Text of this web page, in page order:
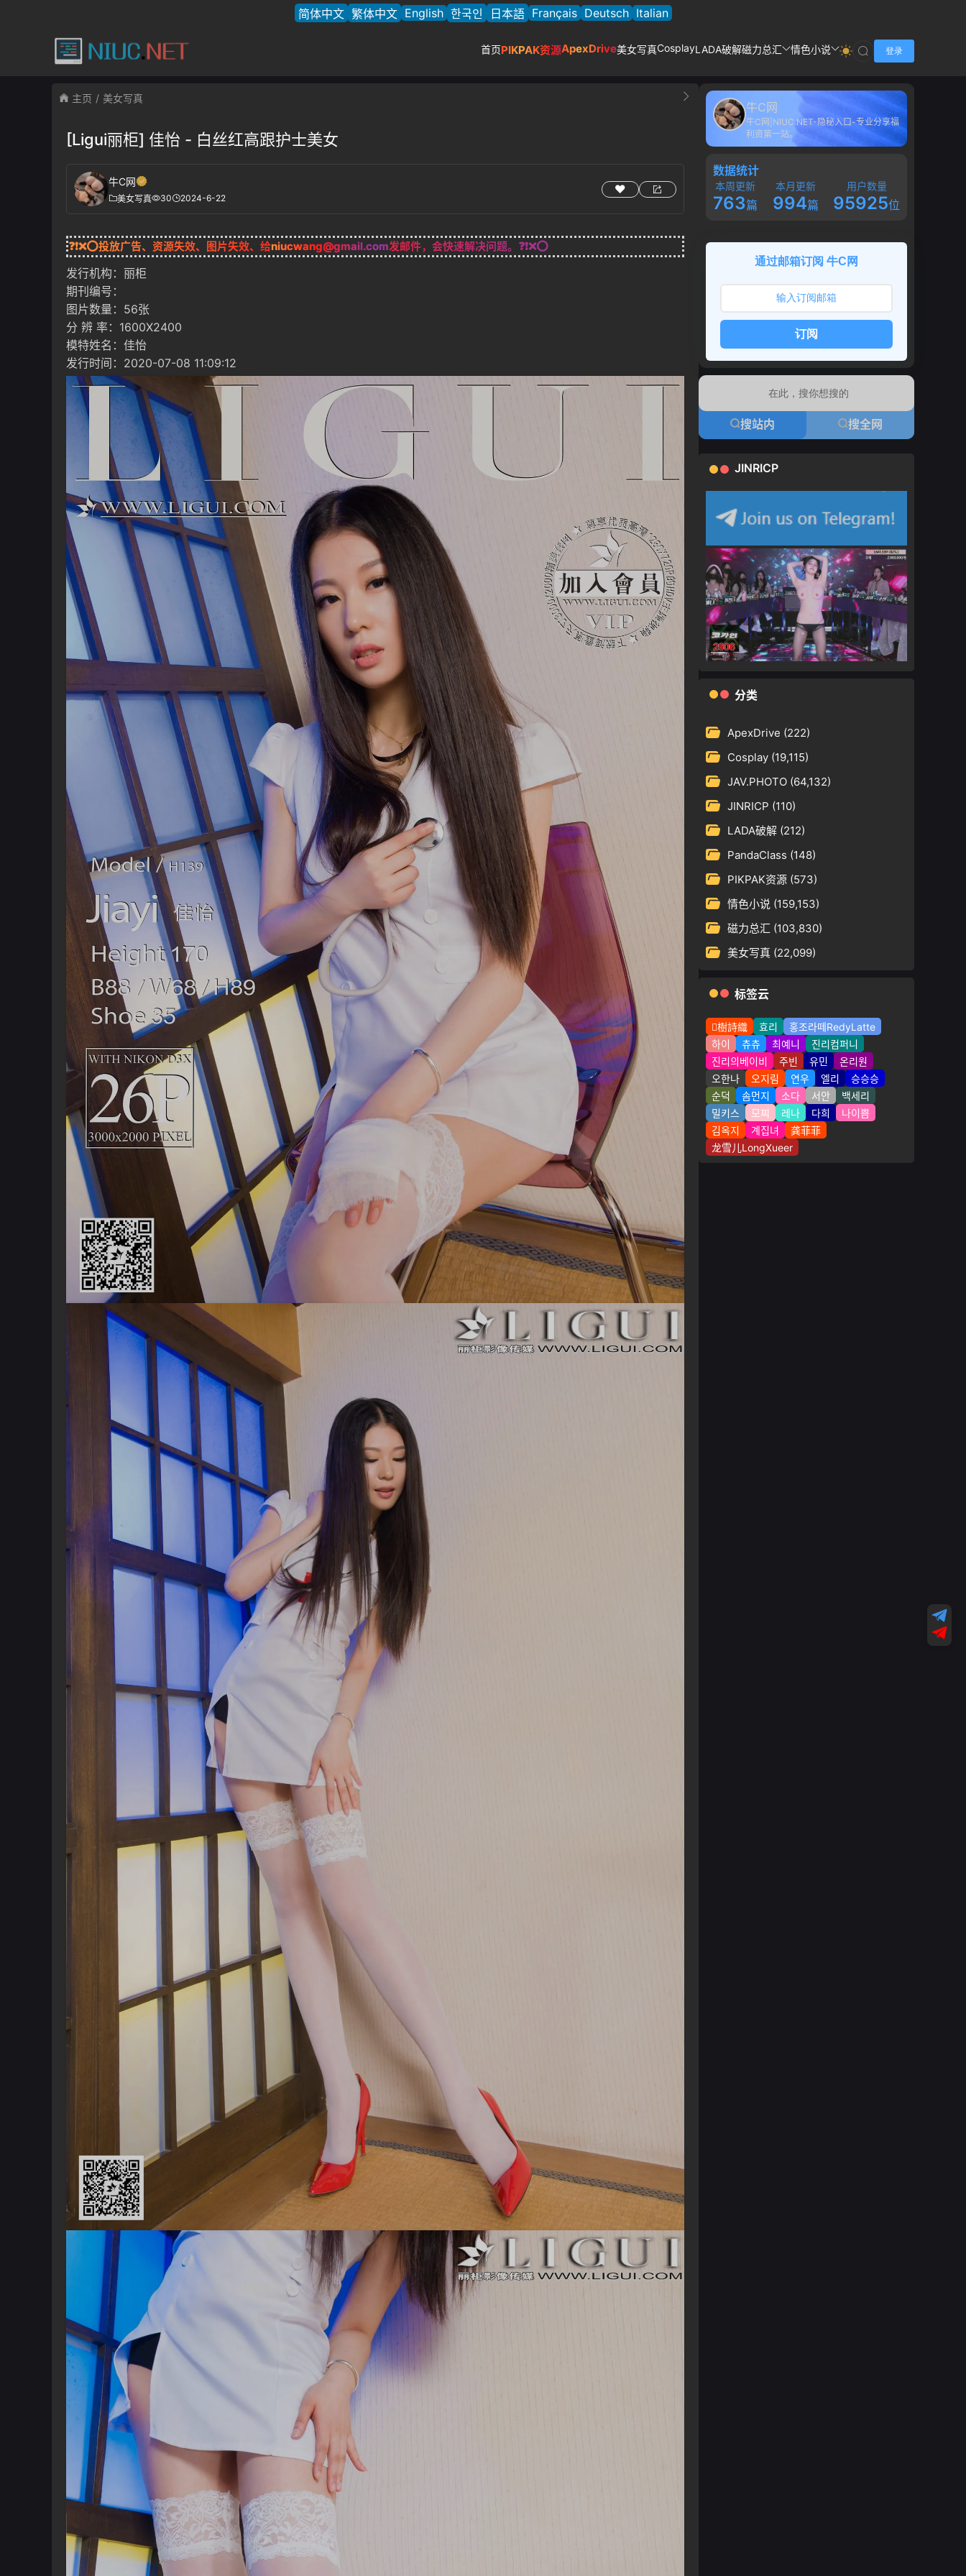
简体中文 繁体中文 English 한국인 日本語 Français Deutsch Italian
首页PIKPAK资源ApexDrive美女写真CosplayLADA破解磁力总汇 情色小说 登录
主页 美女写真
[Ligui丽柜] 佳怡 - 白丝红高跟护士美女
牛C网
美女写真 30 2024-6-22
❓❗❌⭕投放广告、资源失效、图片失效、给niucwang@gmail.com发邮件，会快速解决问题。❓❗❌⭕
发行机构：丽柜
期刊编号：
图片数量：56张
分 辨 率：1600X2400
模特姓名：佳怡
发行时间：2020-07-08 11:09:12
牛C网
牛C网|NIUC.NET-隐秘入口-专业分享福
利资第一站。
数据统计
本周更新
763篇
本月更新
994篇
用户数量
95925位
通过邮箱订阅 牛C网
订阅
搜站内 搜全网
JINRICP
分类
ApexDrive (222)
Cosplay (19,115)
JAV.PHOTO (64,132)
JINRICP (110)
LADA破解 (212)
PandaClass (148)
PIKPAK资源 (573)
情色小说 (159,153)
磁力总汇 (103,830)
美女写真 (22,099)
标签云
樹詩織 효리
홍조라떼RedyLatte
하이
츄츄 최예니
진리컴퍼니
진리의베이비
주빈 유민
온리원
오한나
오지림 연우 엘리
승승승
순덕
솜먼지 소다 서안
백세리
밀키스
모찌 레나 다희
나이쁨
김옥지
계집녀
龚菲菲
龙雪儿LongXueer